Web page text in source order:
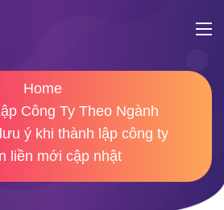
Home
Công Ty Theo Ngành
ý khi thành lập công ty
liền mới cập nhật